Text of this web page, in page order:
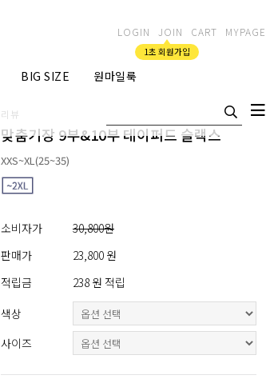
LOGIN JOIN
1초 회원가입
CART MYPAGE
BIG SIZE 원마일룩
리뷰
맞춤기장 9부&10부 테이퍼드 슬랙스
XXS~XL(25~35)
소비자가
30,800원
판매가
23,800 원
적립금
238 원 적립
색상
사이즈